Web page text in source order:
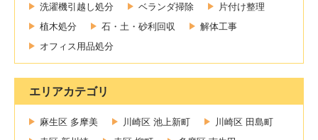
洗濯機引越し処分
ベランダ掃除
片付け整理
植木処分
石・土・砂利回収
解体工事
オフィス用品処分
エリアカテゴリ
麻生区 多摩美 川崎区 池上新町
川崎区 田島町